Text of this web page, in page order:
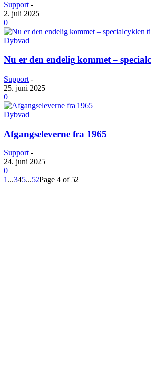
Support -
2. juli 2025
0
Dybvad
Nu er den endelig kommet –
Support -
25. juni 2025
0
Dybvad
Afgangseleverne fra 1965
Support -
24. juni 2025
0
1 ...345...52Page 4 of 52